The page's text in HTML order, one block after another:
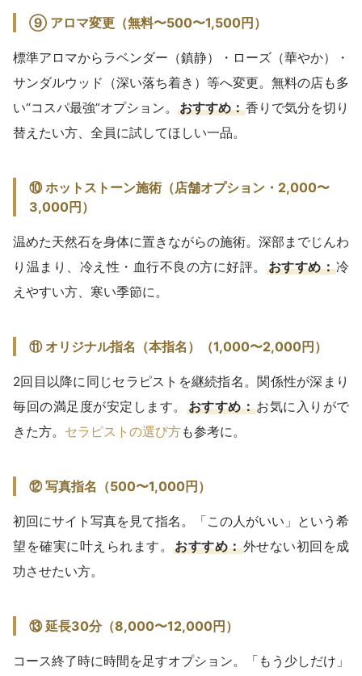
⑨ アロマ変更（無料〜500〜1,500円）
標準アロマからラベンダー（鎮静）・ローズ（華やか）・
サンダルウッド（深い落ち着き）等へ変更。無料の店も多
い“コスパ最強”オプション。
おすすめ：香りで気分を切り
替えたい方、全員に試してほしい一品。
⑩ ホットストーン施術（店舗オプション・2,000〜
3,000円）
温めた天然石を身体に置きながらの施術。深部までじんわ
り温まり、冷え性・血行不良の方に好評。
おすすめ：冷
えやすい方、寒い季節に。
⑪ オリジナル指名（本指名）（1,000〜2,000円）
2回目以降に同じセラピストを継続指名。関係性が深まり
毎回の満足度が安定します。
おすすめ：お気に入りがで
きた方。 セラピストの選び方も参考に。
⑫ 写真指名（500〜1,000円）
初回にサイト写真を見て指名。「この人がいい」という希
望を確実に叶えられます。
おすすめ：外せない初回を成
功させたい方。
⑬ 延長30分（8,000〜12,000円）
コース終了時に時間を足すオプション。「もう少しだけ」